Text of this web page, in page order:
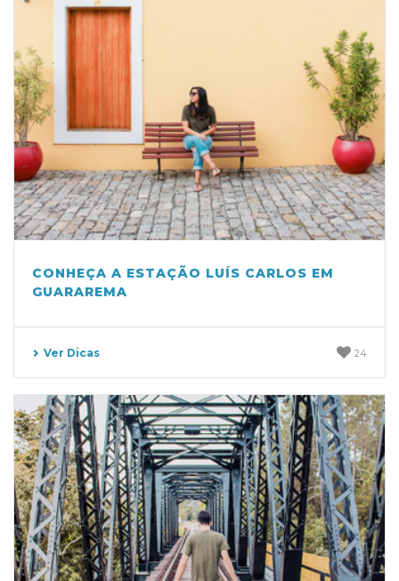
CONHEÇA A ESTAÇÃO LUÍS CARLOS EM
GUARAREMA
Ver Dicas 24